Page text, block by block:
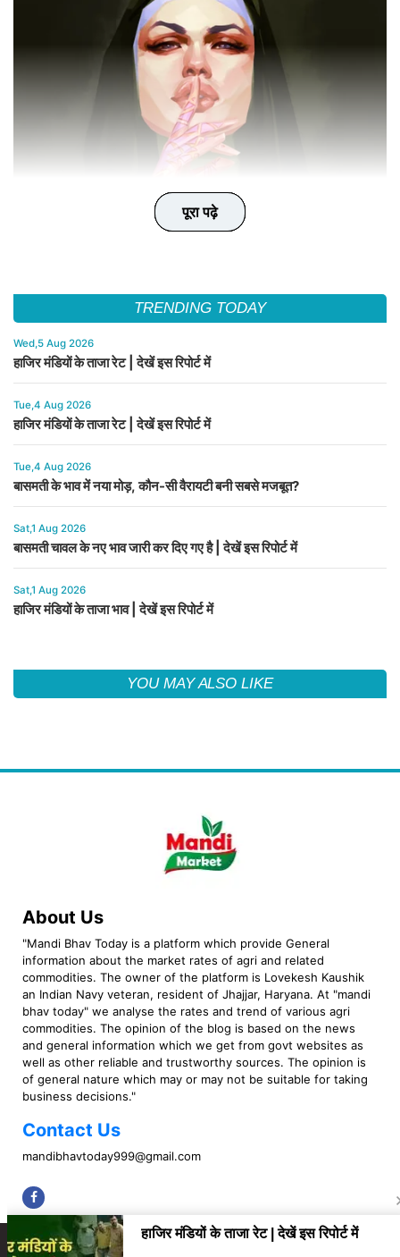
पूरा पढ़े
पूरा पढ़े
पूरा पढ़े
पूरा पढ़े
पूरा पढ़े
TRENDING TODAY
Wed,5 Aug 2026
हाजिर मंडियों के ताजा रेट | देखें इस रिपोर्ट में
Tue,4 Aug 2026
हाजिर मंडियों के ताजा रेट | देखें इस रिपोर्ट में
Tue,4 Aug 2026
बासमती के भाव में नया मोड़, कौन-सी वैरायटी बनी सबसे मजबूत?
Sat,1 Aug 2026
बासमती चावल के नए भाव जारी कर दिए गए है | देखें इस रिपोर्ट में
Sat,1 Aug 2026
हाजिर मंडियों के ताजा भाव | देखें इस रिपोर्ट में
YOU MAY ALSO LIKE
About Us
"Mandi Bhav Today is a platform which provide General
information about the market rates of agri and related
commodities. The owner of the platform is Lovekesh Kaushik
an Indian Navy veteran, resident of Jhajjar, Haryana. At "mandi
bhav today" we analyse the rates and trend of various agri
commodities. The opinion of the blog is based on the news
and general information which we get from govt websites as
well as other reliable and trustworthy sources. The opinion is
of general nature which may or may not be suitable for taking
business decisions."
Contact Us
mandibhavtoday999@gmail.com
Copyright © 2023 Mandi Bhav Today. All rights Reserved. Powered by TIMES